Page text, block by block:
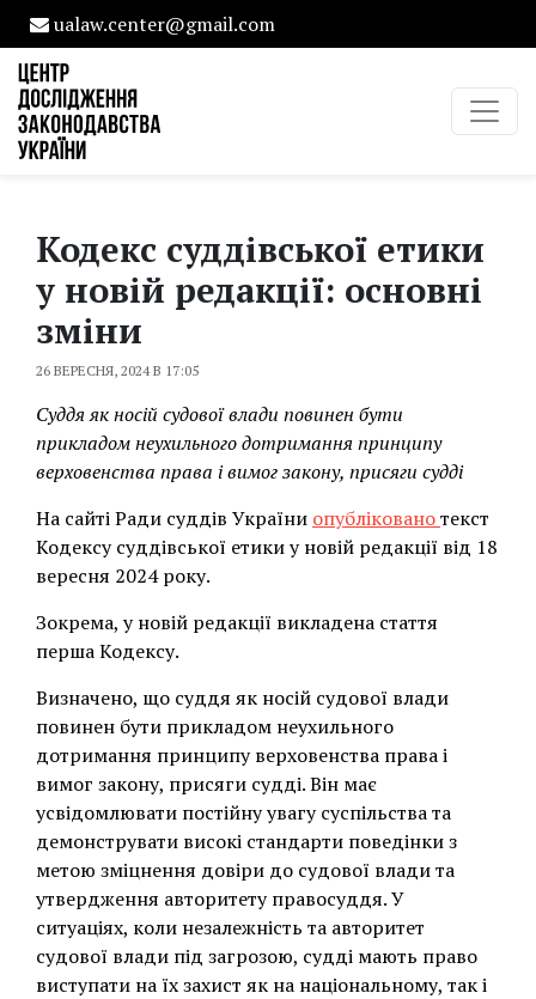
ualaw.center@gmail.com
Кодекс суддівської етики
у новій редакції: основні
зміни
26 ВЕРЕСНЯ, 2024 В 17:05
Суддя як носій судової влади повинен бути
прикладом неухильного дотримання принципу
верховенства права і вимог закону, присяги судді
На сайті Ради суддів України опублікованотекст
Кодексу суддівської етики у новій редакції від 18
вересня 2024 року.
Зокрема, у новій редакції викладена стаття
перша Кодексу.
Визначено, що суддя як носій судової влади
повинен бути прикладом неухильного
дотримання принципу верховенства права і
вимог закону, присяги судді. Він має
усвідомлювати постійну увагу суспільства та
демонструвати високі стандарти поведінки з
метою зміцнення довіри до судової влади та
утвердження авторитету правосуддя. У
ситуаціях, коли незалежність та авторитет
судової влади під загрозою, судді мають право
виступати на їх захист як на національному, так і